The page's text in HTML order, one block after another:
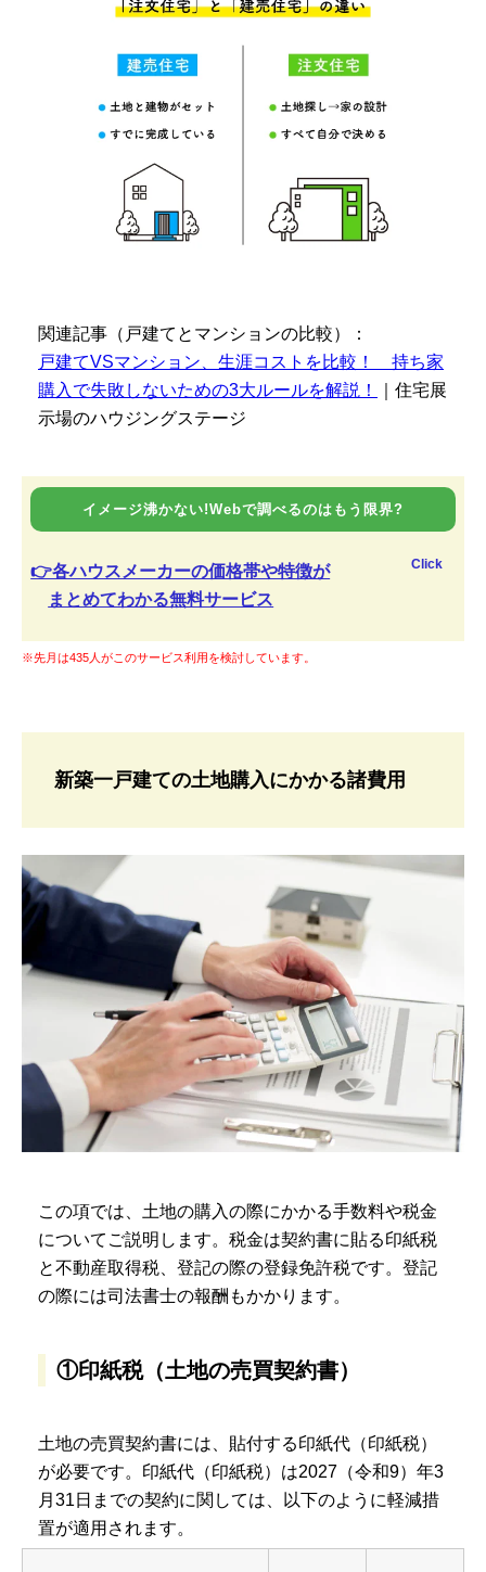
関連記事（戸建てとマンションの比較）：
戸建てVSマンション、生涯コストを比較！ 持ち家
購入で失敗しないための3大ルールを解説！
｜住宅展
示場のハウジングステージ
イメージ沸かない!Webで調べるのはもう限界?
👉各ハウスメーカーの価格帯や特徴が
まとめてわかる無料サービス
Click
※先月は435人がこのサービス利用を検討しています。
新築一戸建ての土地購入にかかる諸費用
この項では、土地の購入の際にかかる手数料や税金
についてご説明します。税金は契約書に貼る印紙税
と不動産取得税、登記の際の登録免許税です。登記
の際には司法書士の報酬もかかります。
①印紙税（土地の売買契約書）
土地の売買契約書には、貼付する印紙代（印紙税）
が必要です。印紙代（印紙税）は2027（令和9）年3
月31日までの契約に関しては、以下のように軽減措
置が適用されます。